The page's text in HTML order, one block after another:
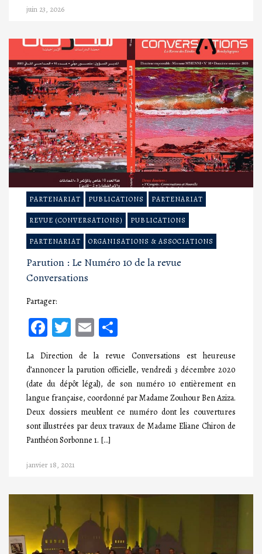
juin 23, 2026
PARTENARIAT PUBLICATIONS PARTENARIAT
REVUE (CONVERSATIONS) PUBLICATIONS
PARTENARIAT ORGANISATIONS & ASSOCIATIONS
Parution : Le Numéro 10 de la revue
Conversations
Partager:
Facebook
Twitter
Email
La Direction de la revue Conversations est heureuse
d’annoncer la parution officielle, vendredi 3 décembre 2020
(date du dépôt légal), de son numéro 10 entièrement en
langue française, coordonné par Madame Zouhour Ben Aziza.
Deux dossiers meublent ce numéro dont les couvertures
sont illustrées par deux travaux de Madame Eliane Chiron de
Panthéon Sorbonne 1. […]
janvier 18, 2021